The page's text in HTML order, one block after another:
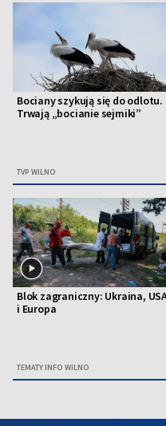
Bociany szykują się do odlotu.
Trwają „bocianie sejmiki”
TVP WILNO
Blok zagraniczny: Ukraina,
i Europa
TEMATY INFO WILNO